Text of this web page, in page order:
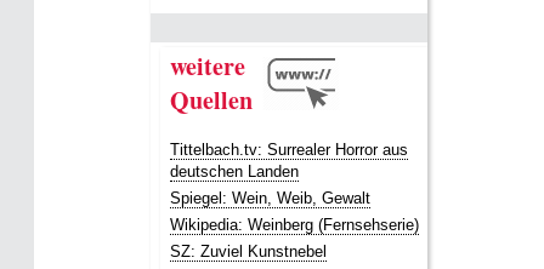
weitere
Quellen
Tittelbach.tv: Surrealer Horror aus
deutschen Landen
Spiegel: Wein, Weib, Gewalt
Wikipedia: Weinberg (Fernsehserie)
SZ: Zuviel Kunstnebel